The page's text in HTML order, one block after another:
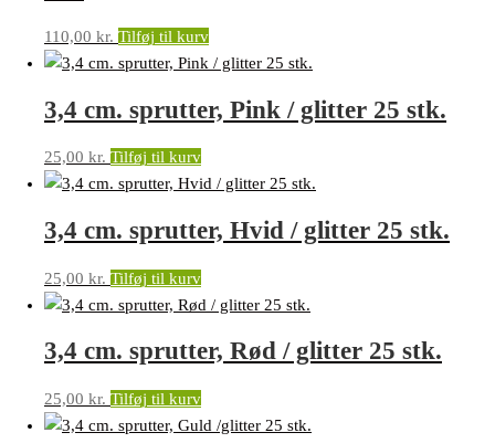
110,00 kr. Tilføj til kurv
3,4 cm. sprutter, Pink / glitter 25 stk.
25,00 kr. Tilføj til kurv
3,4 cm. sprutter, Hvid / glitter 25 stk.
25,00 kr. Tilføj til kurv
3,4 cm. sprutter, Rød / glitter 25 stk.
25,00 kr. Tilføj til kurv